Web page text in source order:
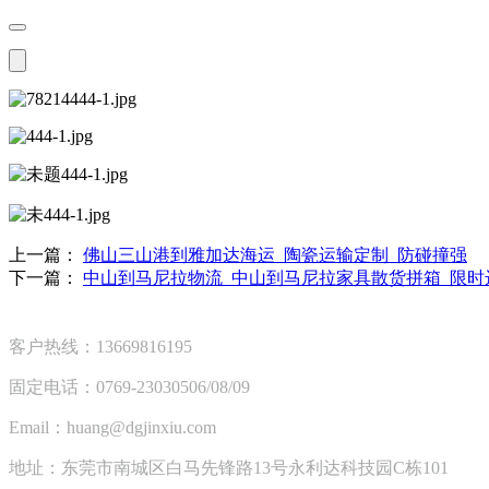
上一篇： 佛山三山港到雅加达海运_陶瓷运输定制_防碰撞强
下一篇： 中山到马尼拉物流_中山到马尼拉家具散货拼箱_限时
客户热线：13669816195
固定电话：0769-23030506/08/09
Email：huang@dgjinxiu.com
地址：东莞市南城区白马先锋路13号永利达科技园C栋101